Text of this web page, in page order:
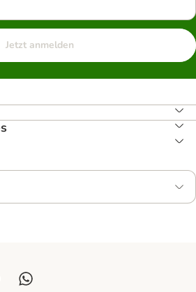
Jetzt anmelden